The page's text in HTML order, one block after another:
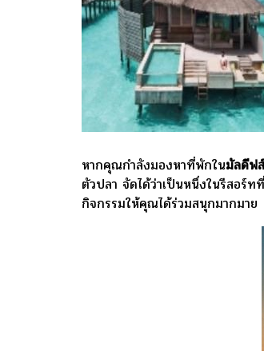
หากคุณกำลังมองหาที่พักในมัลดีฟส์
ตัวปลา จัดได้ว่าเป็นหนึ่งในรีสอร์ท
กิจกรรมให้คุณได้ร่วมสนุกมากมาย